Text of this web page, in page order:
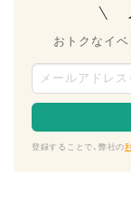
おトクなイ
登録することで、弊社の